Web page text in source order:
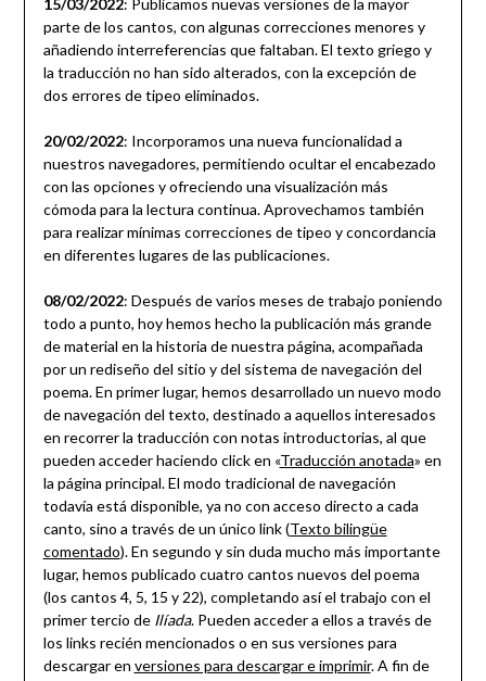
15/03/2022: Publicamos nuevas versiones de la mayor
parte de los cantos, con algunas correcciones menores y
añadiendo interreferencias que faltaban. El texto griego y
la traducción no han sido alterados, con la excepción de
dos errores de tipeo eliminados.
20/02/2022: Incorporamos una nueva funcionalidad a
nuestros navegadores, permitiendo ocultar el encabezado
con las opciones y ofreciendo una visualización más
cómoda para la lectura continua. Aprovechamos también
para realizar mínimas correcciones de tipeo y concordancia
en diferentes lugares de las publicaciones.
08/02/2022: Después de varios meses de trabajo poniendo
todo a punto, hoy hemos hecho la publicación más grande
de material en la historia de nuestra página, acompañada
por un rediseño del sitio y del sistema de navegación del
poema. En primer lugar, hemos desarrollado un nuevo modo
de navegación del texto, destinado a aquellos interesados
en recorrer la traducción con notas introductorias, al que
pueden acceder haciendo click en «Traducción anotada» en
la página principal. El modo tradicional de navegación
todavía está disponible, ya no con acceso directo a cada
canto, sino a través de un único link (Texto bilingüe
comentado). En segundo y sin duda mucho más importante
lugar, hemos publicado cuatro cantos nuevos del poema
(los cantos 4, 5, 15 y 22), completando así el trabajo con el
primer tercio de Ilíada. Pueden acceder a ellos a través de
los links recién mencionados o en sus versiones para
descargar en versiones para descargar e imprimir. A fin de